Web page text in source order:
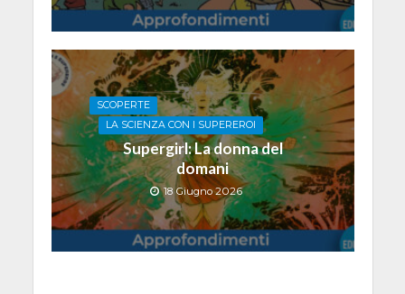
SCOPERTE
LA SCIENZA CON I SUPEREROI
Supergirl: La donna del
domani
18 Giugno 2026